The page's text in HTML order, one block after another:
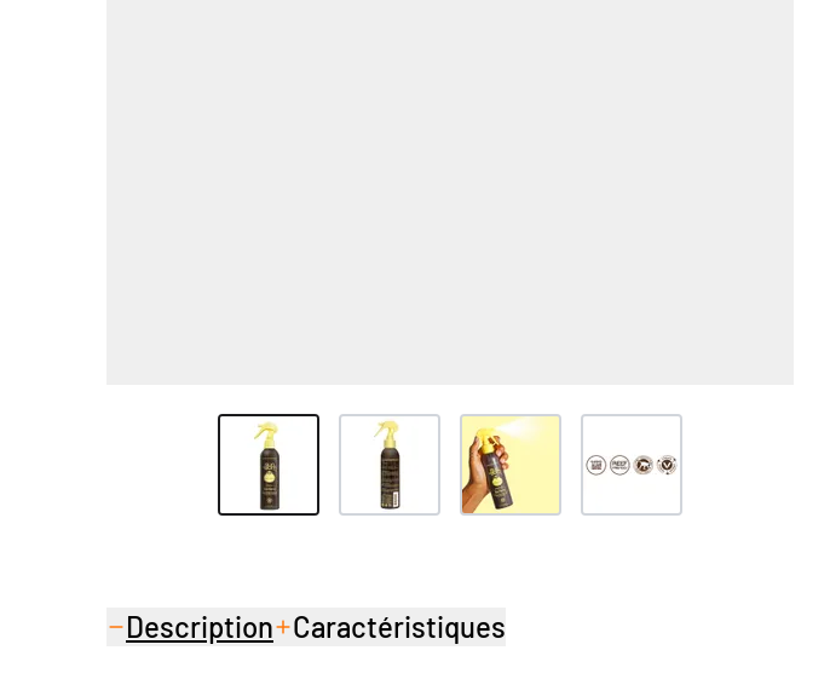
View larger imageView larger imageView larger image
Description Caractéristiques